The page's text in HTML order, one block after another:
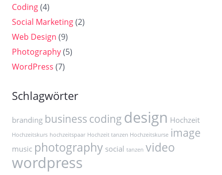
Coding(4)
Social Marketing(2)
Web Design (9)
Photography(5)
WordPress (7)
Schlagwörter
branding business coding design Hochzeit
Hochzeitskurs hochzeitspaar Hochzeit tanzen Hochzeitskurse image
music photography social tanzen video
wordpress